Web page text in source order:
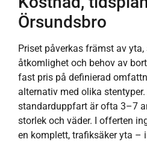
Örsundsbro
Priset påverkas främst av
åtkomlighet och behov av
fast pris på definierad
alternativ med olika
standarduppfart är ofta 3–7
storlek och väder. I offerten
en komplett, trafiksäker yta –